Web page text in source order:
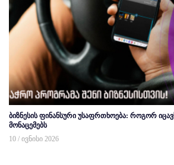
ბიზნესის ფინანსური უსაფრთხოება: როგორ
მონაცემებს
10 / ივნისი 2026